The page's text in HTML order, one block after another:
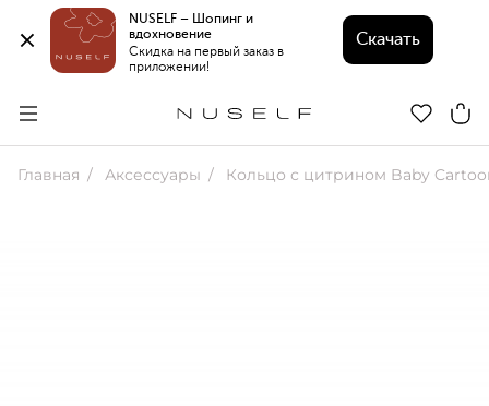
NUSELF – Шопинг и
вдохновение
Скидка на первый заказ в
приложении!
Скачать
Главная Аксессуары Кольцо с цитрином Baby Cartoon